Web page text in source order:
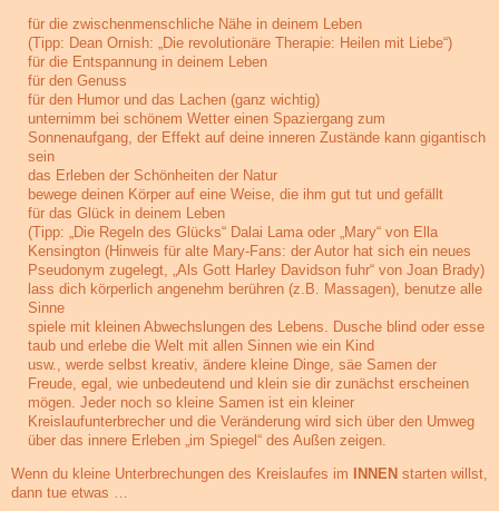
für die zwischenmenschliche Nähe in deinem Leben
(Tipp: Dean Ornish: „Die revolutionäre Therapie: Heilen mit Liebe“)
für die Entspannung in deinem Leben
für den Genuss
für den Humor und das Lachen (ganz wichtig)
unternimm bei schönem Wetter einen Spaziergang zum
Sonnenaufgang, der Effekt auf deine inneren Zustände kann gigantisch
sein
das Erleben der Schönheiten der Natur
bewege deinen Körper auf eine Weise, die ihm gut tut und gefällt
für das Glück in deinem Leben
(Tipp: „Die Regeln des Glücks“ Dalai Lama oder „Mary“ von Ella
Kensington (Hinweis für alte Mary-Fans: der Autor hat sich ein neues
Pseudonym zugelegt, „Als Gott Harley Davidson fuhr“ von Joan Brady)
lass dich körperlich angenehm berühren (z.B. Massagen), benutze alle
Sinne
spiele mit kleinen Abwechslungen des Lebens. Dusche blind oder esse
taub und erlebe die Welt mit allen Sinnen wie ein Kind
usw., werde selbst kreativ, ändere kleine Dinge, säe Samen der
Freude, egal, wie unbedeutend und klein sie dir zunächst erscheinen
mögen. Jeder noch so kleine Samen ist ein kleiner
Kreislaufunterbrecher und die Veränderung wird sich über den Umweg
über das innere Erleben „im Spiegel“ des Außen zeigen.
Wenn du kleine Unterbrechungen des Kreislaufes im INNEN starten willst,
dann tue etwas …